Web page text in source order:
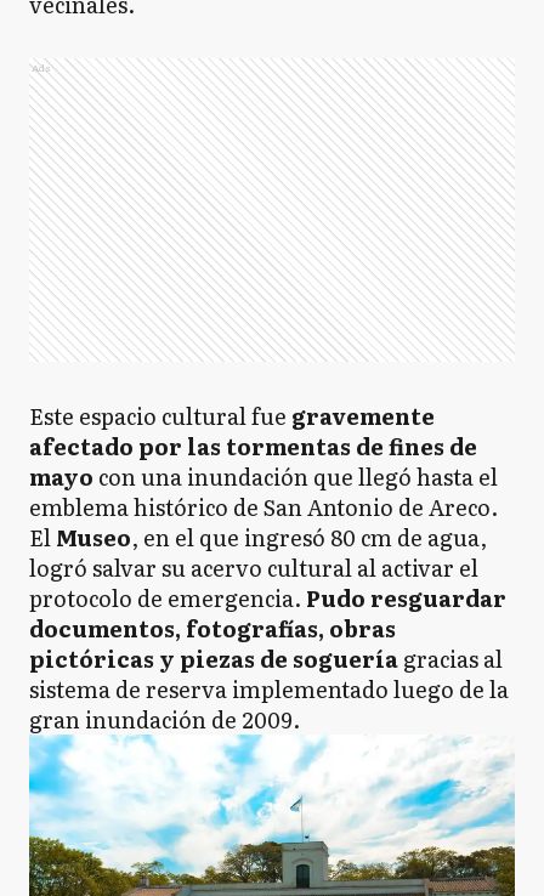
Ads
Este espacio cultural fue gravemente
afectado por las tormentas de fines de
mayo con una inundación que llegó hasta el
emblema histórico de San Antonio de Areco.
ElMuseo, en el que ingresó 80 cm de agua,
logró salvar su acervo cultural al activar el
protocolo de emergencia. Pudo resguardar
documentos, fotografías, obras
pictóricas y piezas de sogueríagracias al
sistema de reserva implementado luego de la
gran inundación de 2009.